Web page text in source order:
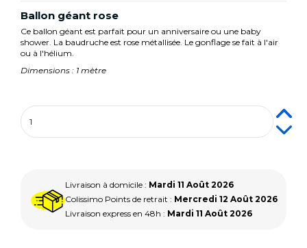
Ballon géant rose
Ce ballon géant est parfait pour un anniversaire ou une baby
shower. La baudruche est rose métallisée. Le gonflage se fait à l'air
ou à l'hélium.
Dimensions : 1 mètre
Livraison à domicile : Mardi 11 Août 2026
Colissimo Points de retrait : Mercredi 12 Août 2026
Livraison express en 48h : Mardi 11 Août 2026